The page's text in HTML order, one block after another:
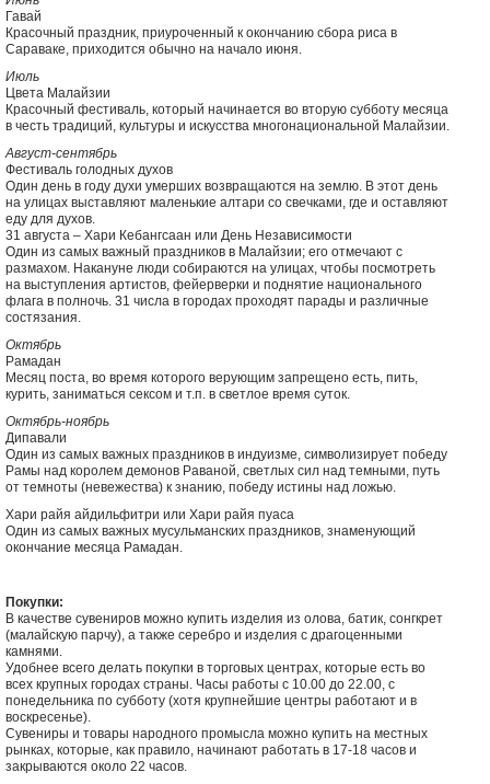
Гавай
Красочный праздник, приуроченный к окончанию сбора риса в
Сараваке, приходится обычно на начало июня.
Июль
Цвета Малайзии
Красочный фестиваль, который начинается во вторую субботу месяца
в честь традиций, культуры и искусства многонациональной Малайзии.
Август-сентябрь
Фестиваль голодных духов
Один день в году духи умерших возвращаются на землю. В этот день
на улицах выставляют маленькие алтари со свечками, где и оставляют
еду для духов.
31 августа – Хари Кебангсаан или День Независимости
Один из самых важный праздников в Малайзии; его отмечают с
размахом. Накануне люди собираются на улицах, чтобы посмотреть
на выступления артистов, фейерверки и поднятие национального
флага в полночь. 31 числа в городах проходят парады и различные
состязания.
Октябрь
Рамадан
Месяц поста, во время которого верующим запрещено есть, пить,
курить, заниматься сексом и т.п. в светлое время суток.
Октябрь-ноябрь
Дипавали
Один из самых важных праздников в индуизме, символизирует победу
Рамы над королем демонов Раваной, светлых сил над темными, путь
от темноты (невежества) к знанию, победу истины над ложью.
Хари райя айдильфитри или Хари райя пуаса
Один из самых важных мусульманских праздников, знаменующий
окончание месяца Рамадан.
Покупки:
В качестве сувениров можно купить изделия из олова, батик, сонгкрет
(малайскую парчу), а также серебро и изделия с драгоценными
камнями.
Удобнее всего делать покупки в торговых центрах, которые есть во
всех крупных городах страны. Часы работы с 10.00 до 22.00, с
понедельника по субботу (хотя крупнейшие центры работают и в
воскресенье).
Сувениры и товары народного промысла можно купить на местных
рынках, которые, как правило, начинают работать в 17-18 часов и
закрываются около 22 часов.